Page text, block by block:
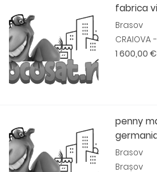
fabrica
Brasov
CRAIOVA -
1 600,00 €
penny
Brasov
Brașov